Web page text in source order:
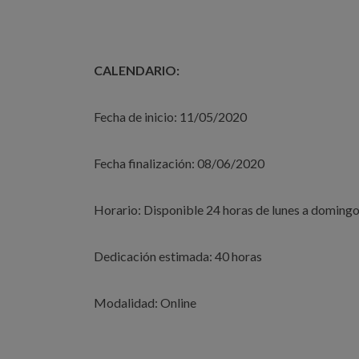
CALENDARIO:
Fecha de inicio: 11/05/2020
Fecha finalización: 08/06/2020
Horario: Disponible 24 horas de lunes a domingo
Dedicación estimada: 40 horas
Modalidad: Online